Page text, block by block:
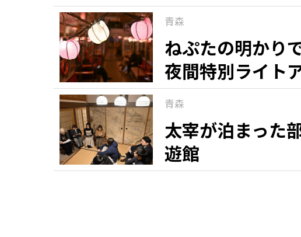
青森
ねぷたの明かり
夜間特別ライト
青森
太宰が泊まった
遊館